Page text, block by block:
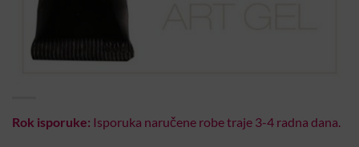
Rok isporuke: Isporuka naručene robe traje 3-4 radna dana.